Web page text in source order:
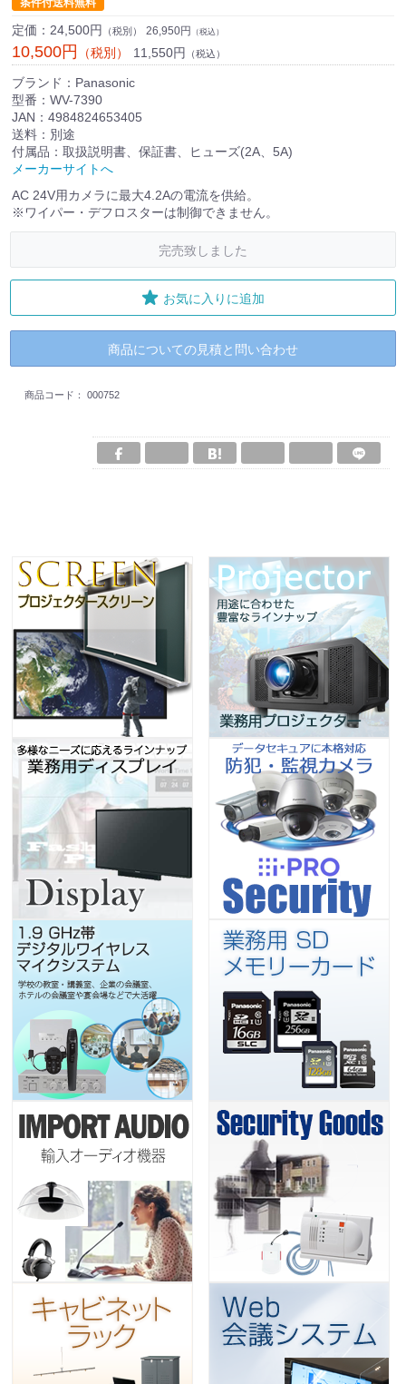
定価： 24,500円 （税別） 26,950円 （税込）
10,500円 （税別） 11,550円 （税込）
ブランド：Panasonic
型番：WV-7390
JAN：4984824653405
送料：別途
付属品：取扱説明書、保証書、ヒューズ(2A、5A)
メーカーサイトへ
AC 24V用カメラに最大4.2Aの電流を供給。
※ワイパー・デフロスターは制御できません。
完売致しました
お気に入りに追加
商品についての見積と問い合わせ
商品コード： 000752